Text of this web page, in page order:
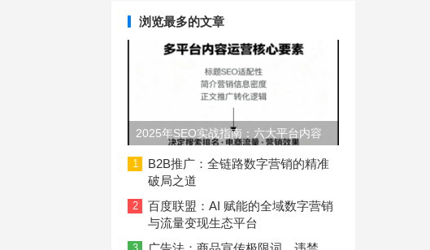
浏览最多的文章
2025年SEO实战指南：六大平台内容
长度与结构规范
1
B2B推广：全链路数字营销的精准
破局之道
2
百度联盟：AI 赋能的全域数字营销
与流量变现生态平台